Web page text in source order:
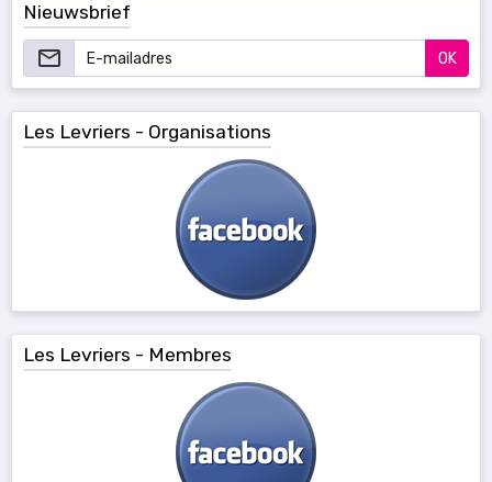
Nieuwsbrief
OK
Les Levriers - Organisations
Les Levriers - Membres